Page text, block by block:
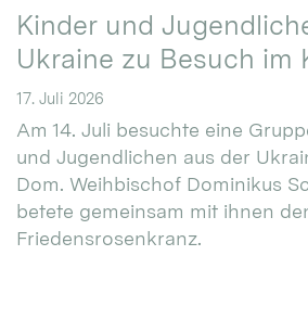
Kinder und
Ukraine zu Besuch im
17. Juli 2026
Am 14. Juli besuchte eine
und Jugendlichen aus der
Dom. Weihbischof Dominikus
betete gemeinsam mit ihnen
Friedensrosenkranz.